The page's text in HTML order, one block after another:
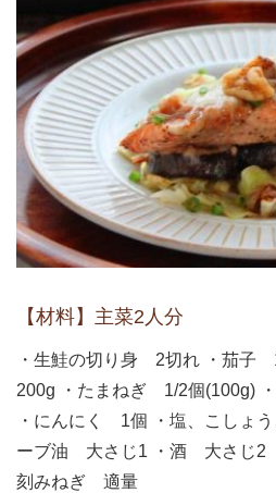
【材料】主菜2人分
・生鮭の切り身 2切れ ・茄子
200g ・たまねぎ 1/2個(100g)
・にんにく 1個 ・塩、こしょ
ーブ油 大さじ1 ・酒 大さじ2
刻みねぎ 適量